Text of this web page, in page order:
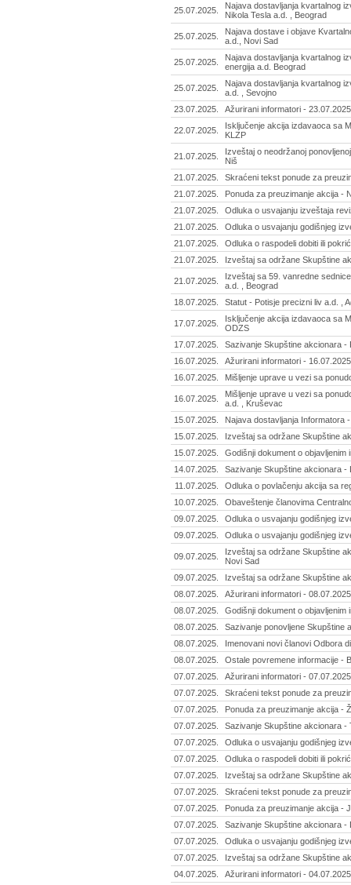
25.07.2025.
Najava dostavljanja kvartalnog
Nikola Tesla a.d. , Beograd
25.07.2025.
Najava dostave i objave
a.d., Novi Sad
25.07.2025.
Najava dostavljanja kvartalnog
energija a.d. Beograd
25.07.2025.
Najava dostavljanja kvartalnog
a.d. , Sevojno
23.07.2025.
Ažurirani informatori - 23.07.2025
22.07.2025.
Isključenje akcija izdavaoca sa
KLZP
21.07.2025.
Izveštaj o neodržanoj
Niš
21.07.2025.
Skraćeni tekst ponude za
21.07.2025.
Ponuda za preuzimanje akcija -
21.07.2025.
Odluka o usvajanju izveštaja
21.07.2025.
Odluka o usvajanju godišnjeg
21.07.2025.
Odluka o raspodeli dobiti ili
21.07.2025.
Izveštaj sa održane Skupštine
21.07.2025.
Izveštaj sa 59. vanredne
a.d. , Beograd
18.07.2025.
Statut - Potisje precizni liv a.d. ,
17.07.2025.
Isključenje akcija izdavaoca sa
ODZS
17.07.2025.
Sazivanje Skupštine akcionara -
16.07.2025.
Ažurirani informatori - 16.07.2025
16.07.2025.
Mišljenje uprave u vezi sa
16.07.2025.
Mišljenje uprave u vezi sa
a.d. , Kruševac
15.07.2025.
Najava dostavljanja Informatora
15.07.2025.
Izveštaj sa održane Skupštine
15.07.2025.
Godišnji dokument o
14.07.2025.
Sazivanje Skupštine akcionara -
11.07.2025.
Odluka o povlačenju akcija sa
10.07.2025.
Obaveštenje članovima
09.07.2025.
Odluka o usvajanju godišnjeg
09.07.2025.
Odluka o usvajanju godišnjeg
09.07.2025.
Izveštaj sa održane Skupštine
Novi Sad
09.07.2025.
Izveštaj sa održane Skupštine
08.07.2025.
Ažurirani informatori - 08.07.2025
08.07.2025.
Godišnji dokument o objavljenim
08.07.2025.
Sazivanje ponovljene Skupštine
08.07.2025.
Imenovani novi članovi Odbora
08.07.2025.
Ostale povremene informacije -
07.07.2025.
Ažurirani informatori - 07.07.2025
07.07.2025.
Skraćeni tekst ponude za
07.07.2025.
Ponuda za preuzimanje akcija -
07.07.2025.
Sazivanje Skupštine akcionara -
07.07.2025.
Odluka o usvajanju godišnjeg
07.07.2025.
Odluka o raspodeli dobiti ili
07.07.2025.
Izveštaj sa održane Skupštine
07.07.2025.
Skraćeni tekst ponude za
07.07.2025.
Ponuda za preuzimanje akcija -
07.07.2025.
Sazivanje Skupštine akcionara -
07.07.2025.
Odluka o usvajanju godišnjeg
07.07.2025.
Izveštaj sa održane Skupštine
04.07.2025.
Ažurirani informatori - 04.07.2025